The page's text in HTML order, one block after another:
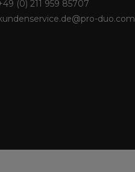
(0) 211 959 85707
duo.com